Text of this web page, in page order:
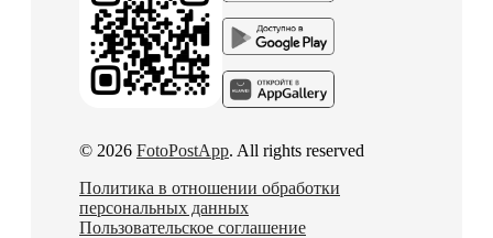
© 2026 FotoPostApp. All rights reserved
Политика в отношении обработки
персональных данных
Пользовательское соглашение